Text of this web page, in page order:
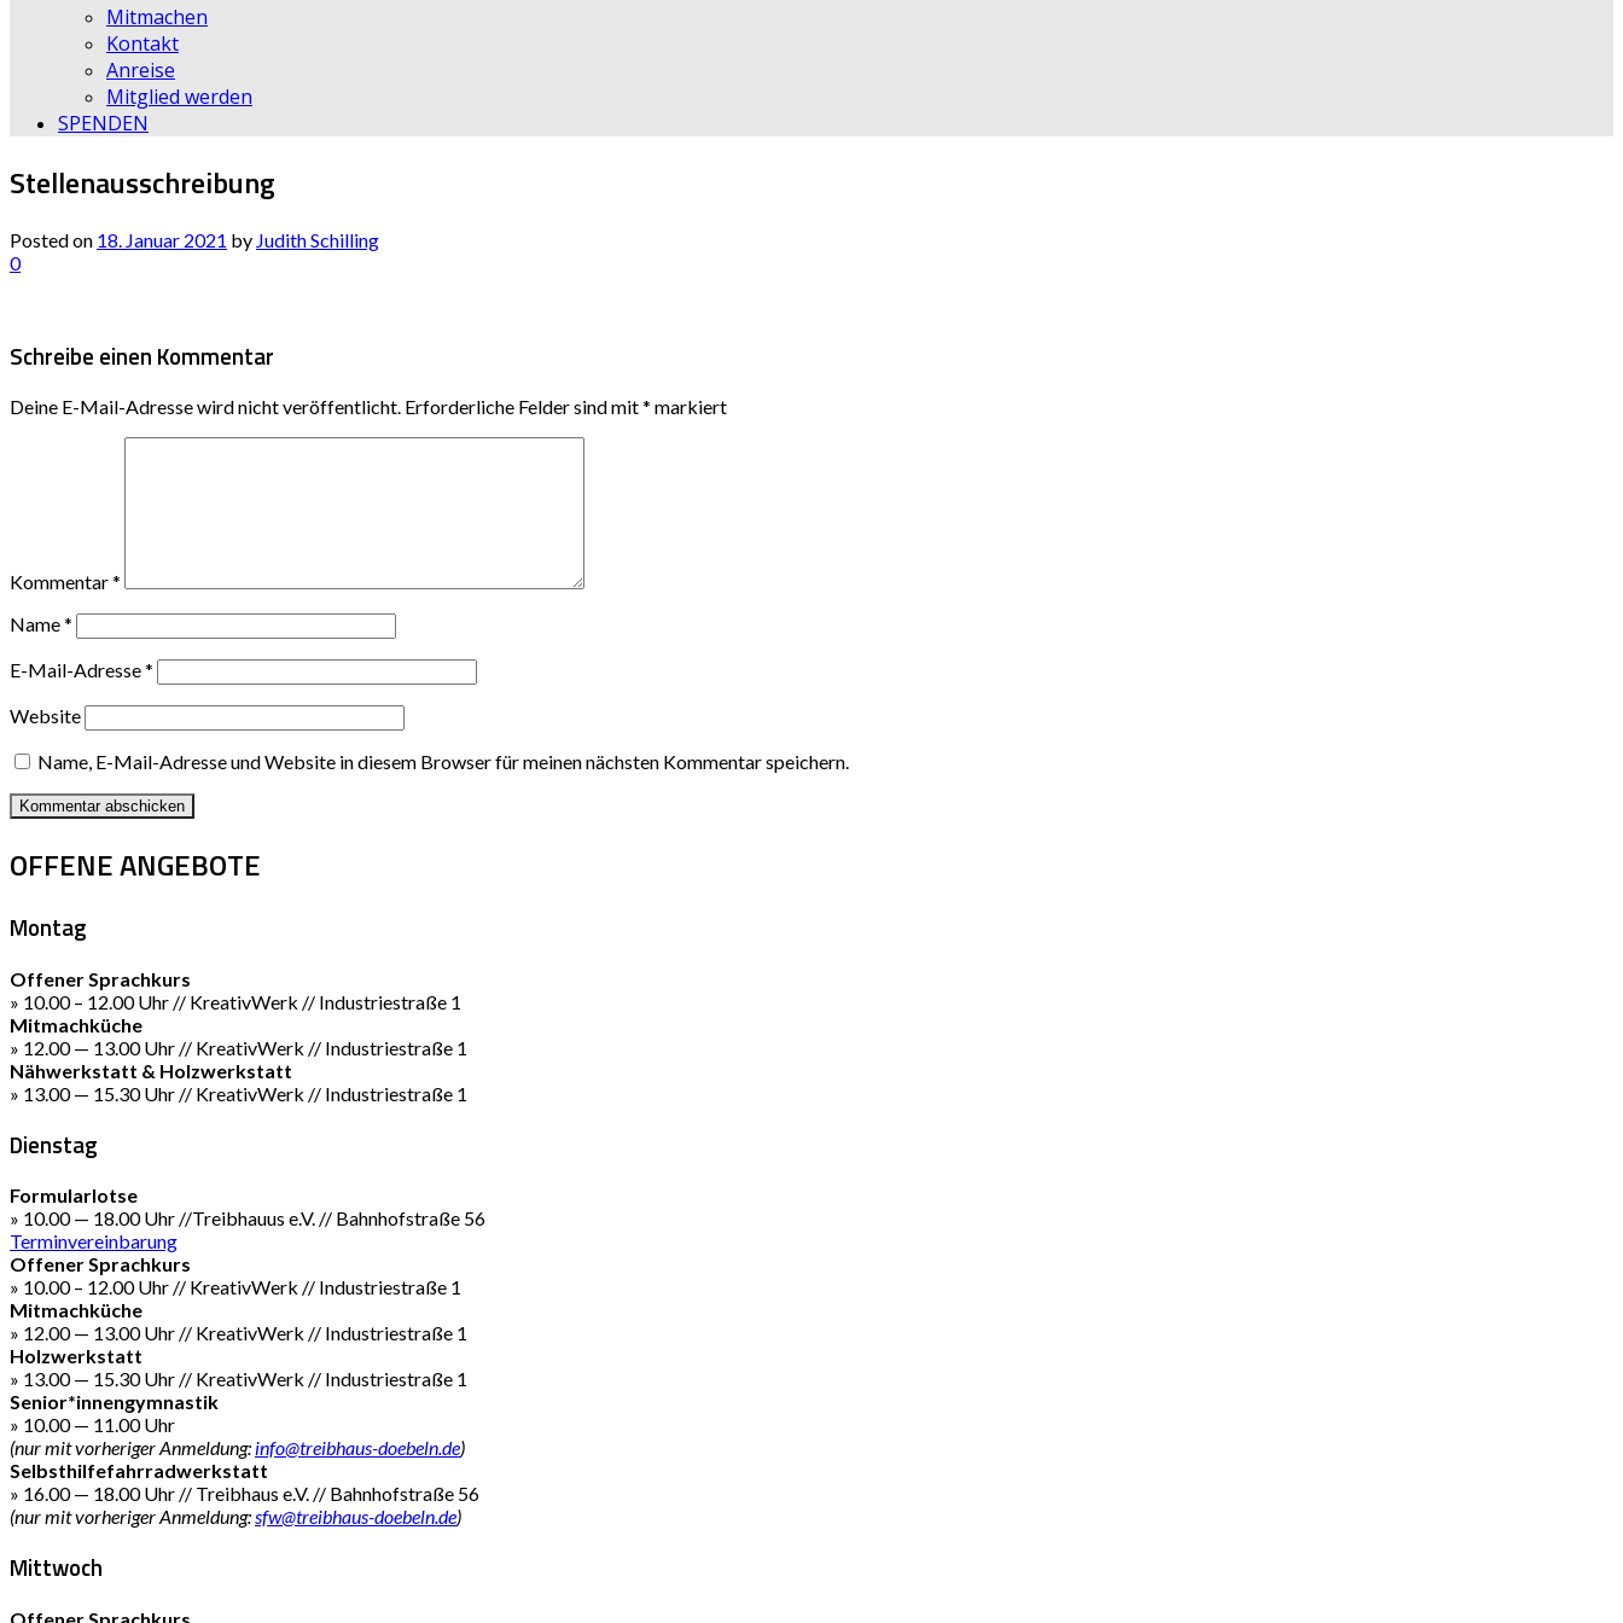
Mitmachen
Kontakt
Anreise
Mitglied werden
SPENDEN
Stellenausschreibung
Posted on 18. Januar 2021 by Judith Schilling
0
Schreibe einen Kommentar
Deine E-Mail-Adresse wird nicht veröffentlicht. Erforderliche Felder sind mit* markiert
Kommentar*
Name*
E-Mail-Adresse*
Website
Name, E-Mail-Adresse und Website in diesem Browser für meinen nächsten Kommentar speichern.
OFFENE ANGEBOTE
Montag
Offener Sprachkurs
» 10.00 – 12.00 Uhr // KreativWerk // Industriestraße 1
Mitmachküche
» 12.00 — 13.00 Uhr // KreativWerk // Industriestraße 1
Nähwerkstatt & Holzwerkstatt
» 13.00 — 15.30 Uhr // KreativWerk // Industriestraße 1
Dienstag
Formularlotse
» 10.00 — 18.00 Uhr //Treibhauus e.V. // Bahnhofstraße 56
Terminvereinbarung
Offener Sprachkurs
» 10.00 – 12.00 Uhr // KreativWerk // Industriestraße 1
Mitmachküche
» 12.00 — 13.00 Uhr // KreativWerk // Industriestraße 1
Holzwerkstatt
» 13.00 — 15.30 Uhr // KreativWerk // Industriestraße 1
Senior*innengymnastik
» 10.00 — 11.00 Uhr
(nur mit vorheriger Anmeldung: info@treibhaus-doebeln.de)
Selbsthilfefahrradwerkstatt
» 16.00 — 18.00 Uhr // Treibhaus e.V. // Bahnhofstraße 56
(nur mit vorheriger Anmeldung:sfw@treibhaus-doebeln.de)
Mittwoch
Offener Sprachkurs